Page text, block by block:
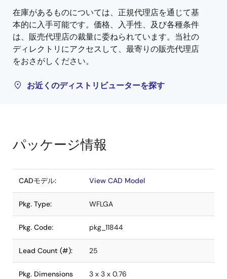
在庫があるものについては、正規代理店を通じて基
本的に入手可能です。価格、入手性、及び各種条件
は、販売代理店の裁量に委ねられています。当社の
ディレクトリにアクセスして、最寄りの販売代理店
をおさがしください。
お近くのディストリビューターを探す
パッケージ情報
CADモデル: View CAD Model
Pkg. Type: WFLGA
Pkg. Code: pkg_11844
Lead Count (#): 25
Pkg. Dimensions
3 x 3 x 0.76